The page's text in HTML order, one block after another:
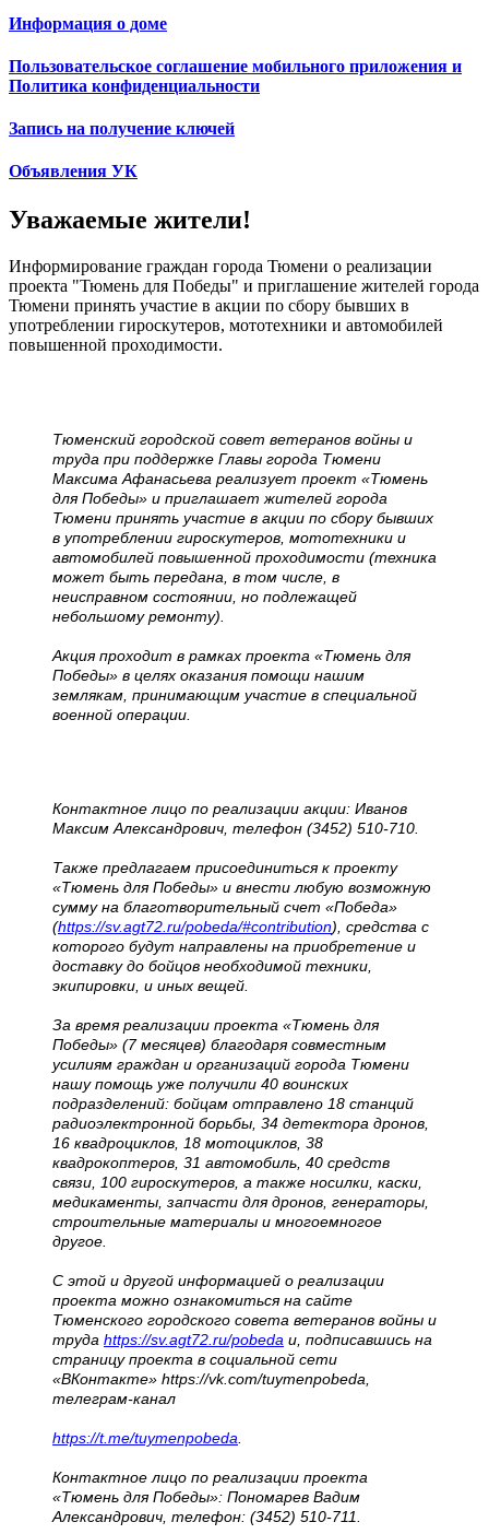
Информация о доме
Пользовательское соглашение мобильного приложения и
Политика конфиденциальности
Запись на получение ключей
Объявления УК
Уважаемые жители!
Информирование граждан города Тюмени о реализации
проекта "Тюмень для Победы" и приглашение жителей города
Тюмени принять участие в акции по сбору бывших в
употреблении гироскутеров, мототехники и автомобилей
повышенной проходимости.
Тюменский городской совет ветеранов войны и
труда при поддержке Главы города Тюмени
Максима Афанасьева реализует проект «Тюмень
для Победы» и приглашает жителей города
Тюмени принять участие в акции по сбору бывших
в употреблении гироскутеров, мототехники и
автомобилей повышенной проходимости (техника
может быть передана, в том числе, в
неисправном состоянии, но подлежащей
небольшому ремонту).
Акция проходит в рамках проекта «Тюмень для
Победы» в целях оказания помощи нашим
землякам, принимающим участие в специальной
военной операции.
Контактное лицо по реализации акции: Иванов
Максим Александрович, телефон (3452) 510-710.
Также предлагаем присоединиться к проекту
«Тюмень для Победы» и внести любую возможную
сумму на благотворительный счет «Победа»
(https://sv.agt72.ru/pobeda/#contribution), средства с
которого будут направлены на приобретение и
доставку до бойцов необходимой техники,
экипировки, и иных вещей.
За время реализации проекта «Тюмень для
Победы» (7 месяцев) благодаря совместным
усилиям граждан и организаций города Тюмени
нашу помощь уже получили 40 воинских
подразделений: бойцам отправлено 18 станций
радиоэлектронной борьбы, 34 детектора дронов,
16 квадроциклов, 18 мотоциклов, 38
квадрокоптеров, 31 автомобиль, 40 средств
связи, 100 гироскутеров, а также носилки, каски,
медикаменты, запчасти для дронов, генераторы,
строительные материалы и многоемногое
другое.
С этой и другой информацией о реализации
проекта можно ознакомиться на сайте
Тюменского городского совета ветеранов войны и
труда https://sv.agt72.ru/pobeda и, подписавшись на
страницу проекта в социальной сети
«ВКонтакте» https://vk.com/tuymenpobeda,
телеграм-канал
https://t.me/tuymenpobeda
Контактное лицо по реализации проекта
«Тюмень для Победы»: Пономарев Вадим
Александрович, телефон: (3452) 510-711.